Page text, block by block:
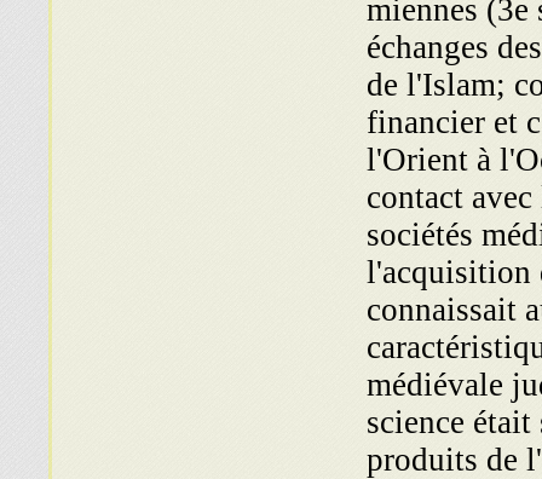
miennes
échanges
de l'Islam;
financier et
l'Orient à
contact
sociétés
l'acquisition
connaissait
médiévale
science était
produits de